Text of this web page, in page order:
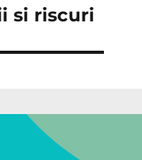
si riscuri